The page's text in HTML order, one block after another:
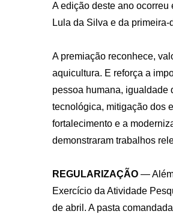
A edição deste ano
Lula da Silva e da
A premiação reconhece,
aquicultura. E reforça a
pessoa humana, igualdade
tecnológica, mitigação dos
fortalecimento e a
demonstraram trabalhos
REGULARIZAÇÃO — Além
Exercício da Atividade
de abril. A pasta